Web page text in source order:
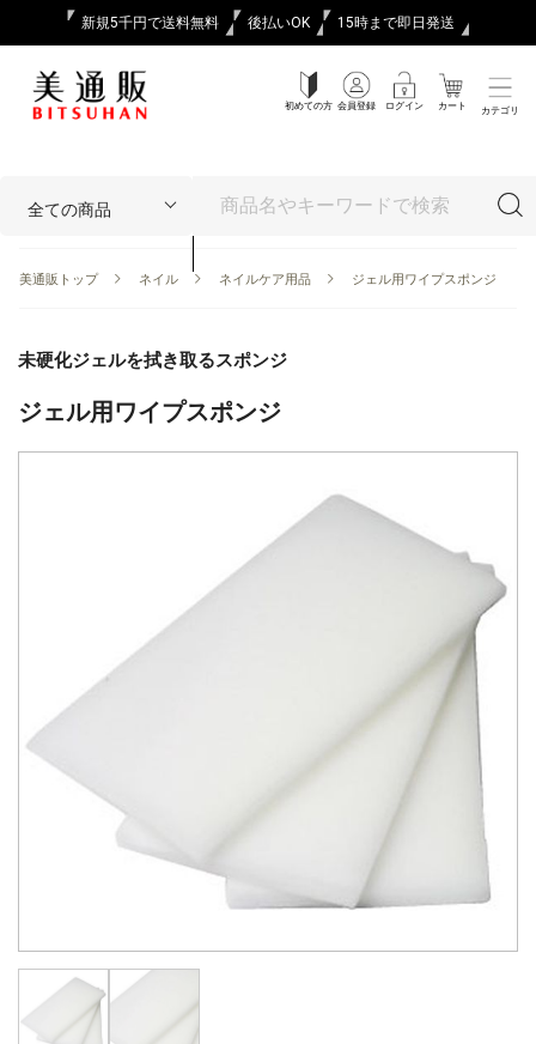
新規5千円で送料無料 後払いOK 15時まで即日発送
初めての方 会員登録 ログイン カート カテゴリ
美通販トップ ネイル ネイルケア用品 ジェル用ワイプスポンジ
未硬化ジェルを拭き取るスポンジ
ジェル用ワイプスポンジ